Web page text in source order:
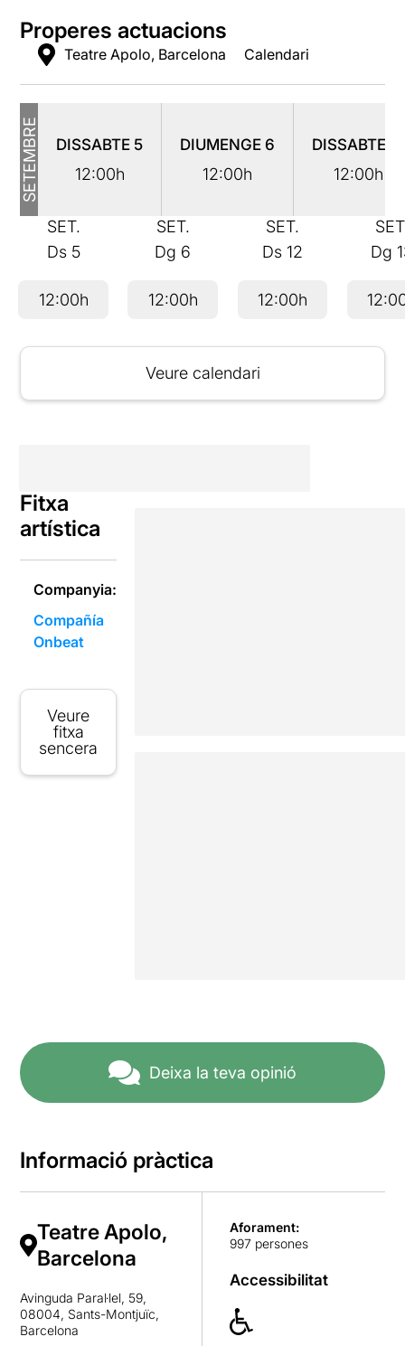
Properes actuacions
Teatre Apolo, Barcelona Calendari
SETEMBRE DISSABTE 5
12:00h
DIUMENGE 6
12:00h
DISSABTE
12:00h
SET.
Ds 5
12:00h
SET.
Dg 6
12:00h
SET.
Ds 12
12:00h
Dg
Veure calendari
Fitxa
artística
Companyia:
Compañía
Onbeat
Veure
fitxa
sencera
Deixa la teva opinió
Informació pràctica
Teatre Apolo,
Barcelona
Avinguda Paral·lel, 59,
08004, Sants-Montjuïc,
Barcelona
Aforament:
997 persones
Accessibilitat